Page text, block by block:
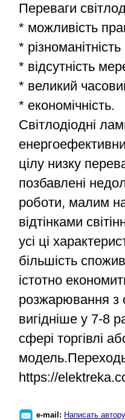
Переваги
* можливість
*
* відсутність
* великий
* економічність.
Світлодіодні
цілу низку
позбавлені
роботи, малим
відтінками
усі ці
більшість
істотно
розжарювання з
вигідніше у 7-8
сфері торгівлі
https://
e-mail: Написать автору